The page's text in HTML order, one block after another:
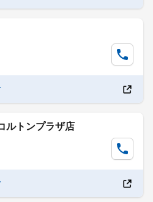
ルトンプラザ店